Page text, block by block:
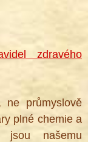
zdravého
průmyslově
plné chemie a
jsou našemu